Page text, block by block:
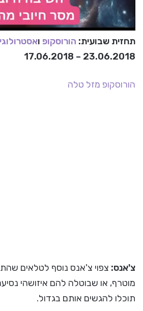
תחזית שבועית: הורוסקופ ו
23.06.2018 – 17.06.2018
הורוסקופ מזל טלה
צ'אנס: צפוי צ'אנס נוסף לטלאים
מוטרף, או שבוטלה להם איזושהי
תוכלו להגשים אותם בגדול.